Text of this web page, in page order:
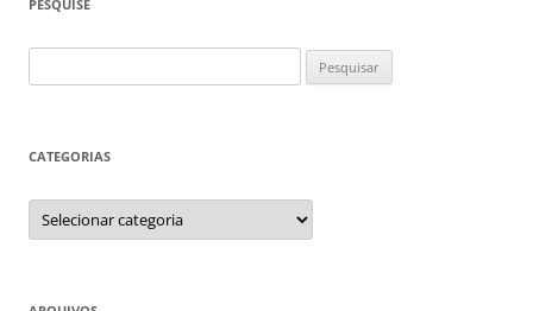
PESQUISE
por:
CATEGORIAS
Categorias